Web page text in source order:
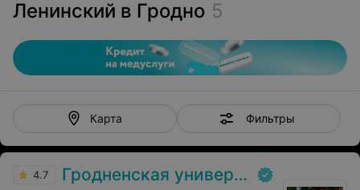
Ленинский в Гродно 5
Карта Фильтры
4.7 Гродненская университетская клиника